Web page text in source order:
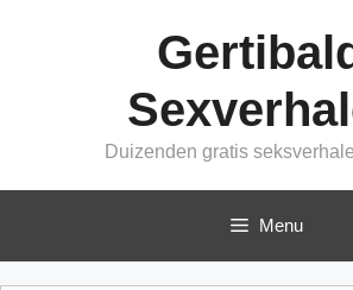
Duizenden gratis
Menu